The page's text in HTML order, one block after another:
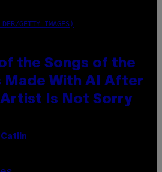
GETTY IMAGES)
the Songs of the
Made With AI After
Is Not Sorry